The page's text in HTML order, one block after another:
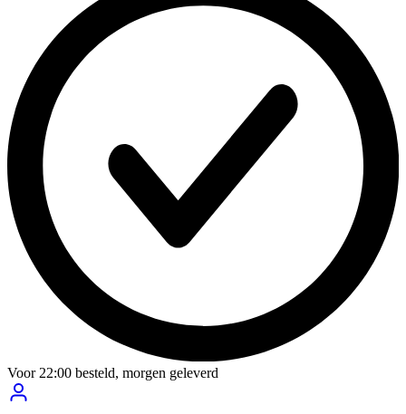
Voor22:00 besteld, morgen geleverd